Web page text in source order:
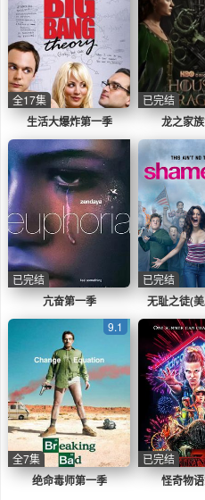
生活大爆炸第一季
全17集
龙之家
已完结
亢奋第一季
已完结
无耻之徒(
已完结
绝命毒师第一季
9.1
全7集
怪奇物
已完结